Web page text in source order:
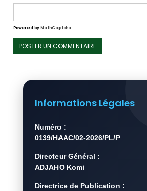
Powered byMathCaptcha
Informations Légales
Numéro :
0139/HAAC/02-2026/PL/P
Directeur Général :
ADJAHO Komi
Directrice de Publication :